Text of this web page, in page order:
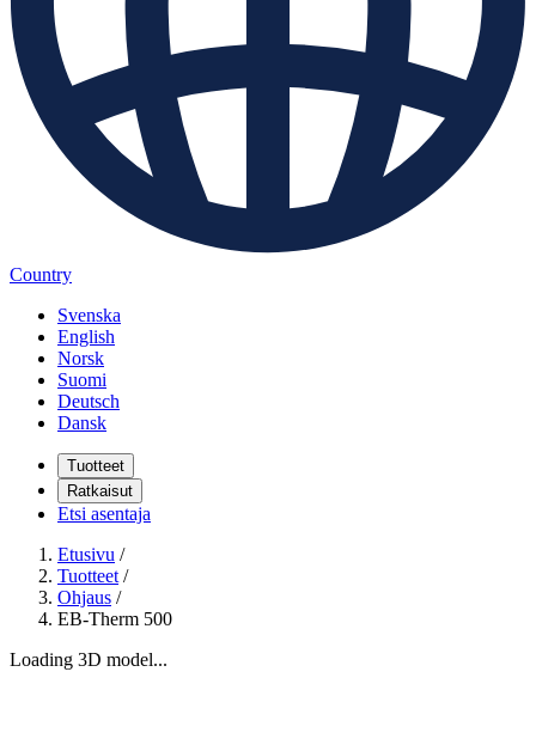
Country
Svenska
English
Norsk
Suomi
Deutsch
Dansk
Tuotteet
Ratkaisut
Etsi asentaja
Etusivu /
Tuotteet /
Ohjaus /
EB-Therm 500
Loading 3D model...